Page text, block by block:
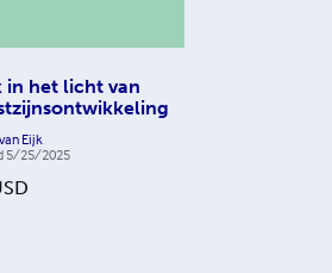
in het licht van
Eijk
5/25/2025